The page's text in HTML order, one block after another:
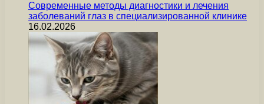
Современные методы диагностики и лечения
заболеваний глаз в специализированной клинике
16.02.2026